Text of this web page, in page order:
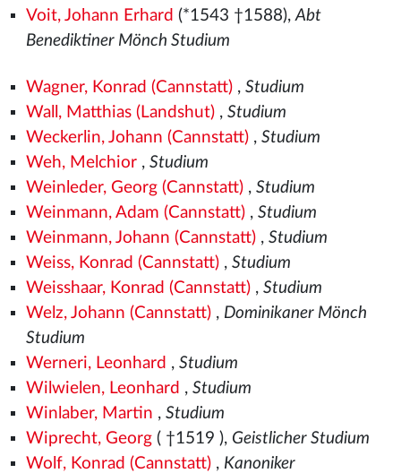
Voit, Johann Erhard (*1543 †1588),Abt
Benediktiner Mönch Studium
Wagner, Konrad (Cannstatt), Studium
Wall, Matthias (Landshut), Studium
Weckerlin, Johann (Cannstatt), Studium
Weh, Melchior, Studium
Weinleder, Georg (Cannstatt), Studium
Weinmann, Adam (Cannstatt), Studium
Weinmann, Johann (Cannstatt), Studium
Weiss, Konrad (Cannstatt), Studium
Weisshaar, Konrad (Cannstatt), Studium
Welz, Johann (Cannstatt), Dominikaner Mönch
Studium
Werneri, Leonhard , Studium
Wilwielen, Leonhard , Studium
Winlaber, Martin , Studium
Wiprecht, Georg( †1519 ), Geistlicher Studium
Wolf, Konrad (Cannstatt), Kanoniker